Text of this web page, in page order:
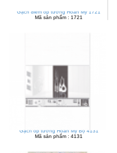
Gạch điểm ốp tường Hoàn Mỹ 1721
Mã sản phẩm : 1721
Gạch ốp tường Hoàn Mỹ Bộ 4131
Mã sản phẩm : 4131